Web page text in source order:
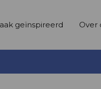
geïnspireerd Over